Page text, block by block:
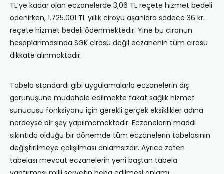
TL’ye kadar olan eczanelerde 3,06 TL reçete hizmet bedeli
ödenirken, 1.725.001 TL yıllık ciroyu aşanlara sadece 36 kr.
reçete hizmet bedeli ödenmektedir. Yine bu cironun
hesaplanmasında SGK cirosu değil eczanenin tüm cirosu
dikkate alınmaktadır.
Tabela standardı gibi uygulamalarla eczanelerin dış
görünüşüne müdahale edilmekte fakat sağlık hizmet
sunucusu fonksiyonu için gerekli gerçek eksiklikler adına
nerdeyse bir şey yapılmamaktadır. Eczanelerin maddi
sıkıntıda olduğu bir dönemde tüm eczanelerin tabelasının
değiştirilmeye çalışılması anlamsızdır. Ayrıca zaten
tabelası mevcut eczanelerin yeni baştan tabela